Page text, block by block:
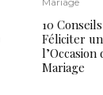
10
Féliciter
Mariage